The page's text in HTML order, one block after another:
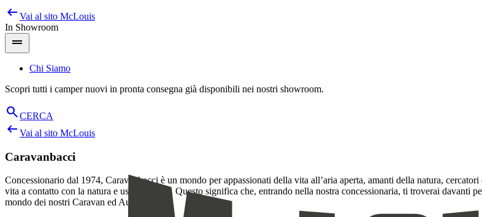
Salta
contenuto
arrow_left_alt Vai al sito McLouis
In Showroom
drag_handle
Chi Siamo
Scopri tutti i camper nuovi in pronta consegna già disponibili nei nostri showroom.
searchCERCA
arrow_left_alt Vai al sito McLouis
Caravanbacci
Concessionario dal 1974, Caravanbacci è un mondo per appassionati della vita all’aria aperta, amanti della natura,
vita a contatto con la natura e usa il camper. Questo significa che, entrando nella nostra concessionaria, ti troverai davanti
mondo dei nostri Caravan ed Autocaravan!